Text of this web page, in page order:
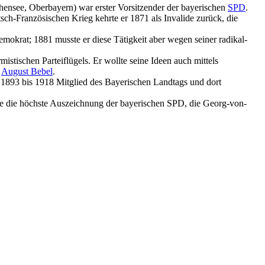
Oberbayern) war erster Vorsitzender der bayerischen SPD.
Französischen Krieg kehrte er 1871 als Invalide zurück, die
1881 musste er diese Tätigkeit aber wegen seiner radikal-
Parteiflügels. Er wollte seine Ideen auch mittels
August Bebel.
bis 1918 Mitglied des Bayerischen Landtags und dort
höchste Auszeichnung der bayerischen SPD, die Georg-von-